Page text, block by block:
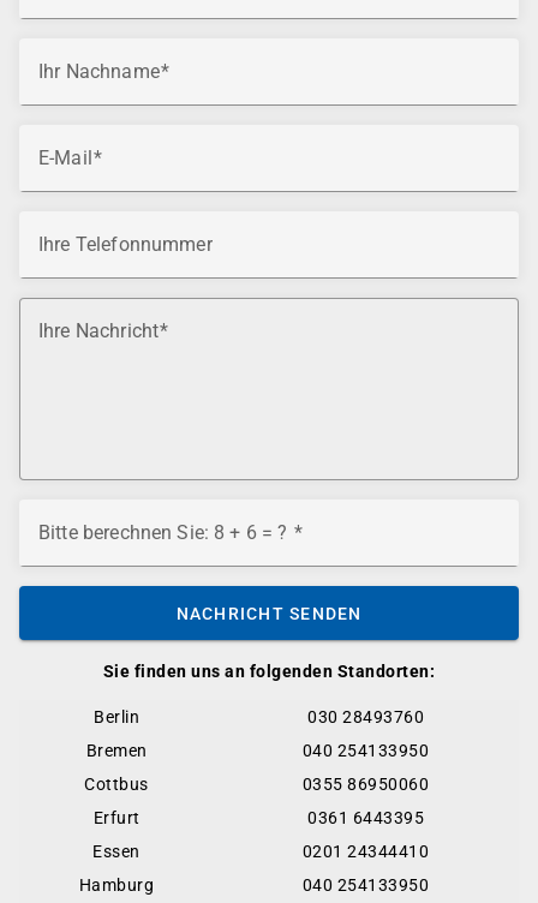
Sie finden uns an folgenden Standorten:
Berlin
030 28493760
Bremen
040 254133950
Cottbus
0355 86950060
Erfurt
0361 6443395
Essen
0201 24344410
Hamburg
040 254133950
Ihr Nachname
E-Mail
Ihre Telefonnummer
Ihre Nachricht
Bitte berechnen Sie: 8 + 6 = ?
NACHRICHT SENDEN